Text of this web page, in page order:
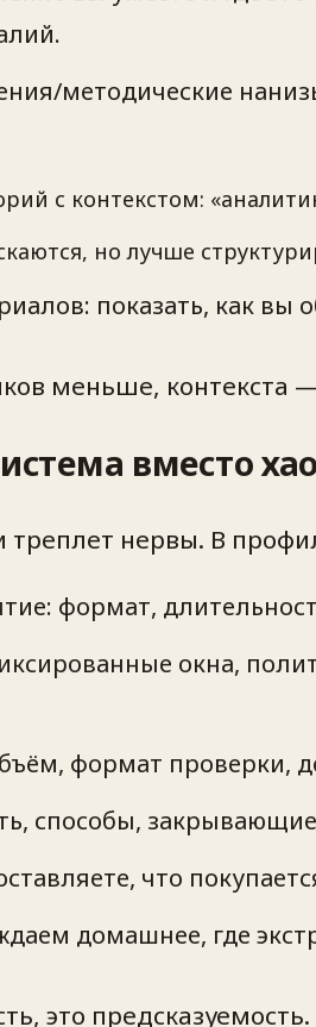
методические
с контекстом:
но лучше
показать, как вы
меньше, контекста
вместо
треплет нервы. В
формат,
окна,
формат проверки,
способы,
что
домашнее, где
это